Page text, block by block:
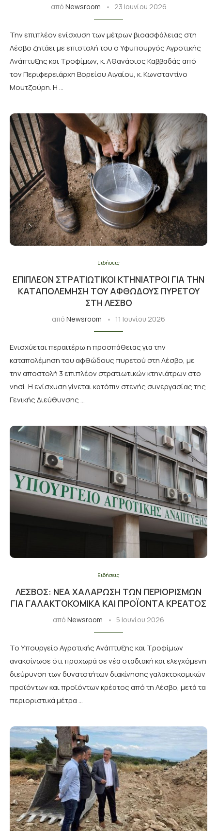
από Newsroom 23 Ιουνίου 2026
Την επιπλέον ενίσχυση των μέτρων βιοασφάλειας στη
Λέσβο ζητάει με επιστολή του ο Υφυπουργός Αγροτικής
Ανάπτυξης και Τροφίμων, κ. Αθανάσιος Καββαδάς από
τον Περιφερειάρχη Βορείου Αιγαίου, κ. Κωνσταντίνο
Μουτζούρη. Η …
Ειδήσεις
ΕΠΙΠΛΈΟΝ ΣΤΡΑΤΙΩΤΙΚΟΊ ΚΤΗΝΊΑΤΡΟΙ ΓΙΑ ΤΗΝ
ΚΑΤΑΠΟΛΈΜΗΣΗ ΤΟΥ ΑΦΘΏΔΟΥΣ ΠΥΡΕΤΟΎ
ΣΤΗ ΛΈΣΒΟ
από Newsroom 11 Ιουνίου 2026
Ενισχύεται περαιτέρω η προσπάθειας για την
καταπολέμηση του αφθώδους πυρετού στη Λέσβο, με
την αποστολή 3 επιπλέον στρατιωτικών κτηνιάτρων στο
νησί. Η ενίσχυση γίνεται κατόπιν στενής συνεργασίας της
Γενικής Διεύθυνσης …
Ειδήσεις
ΛΈΣΒΟΣ: ΝΈΑ ΧΑΛΆΡΩΣΗ ΤΩΝ ΠΕΡΙΟΡΙΣΜΏΝ
ΓΙΑ ΓΑΛΑΚΤΟΚΟΜΙΚΆ ΚΑΙ ΠΡΟΪΌΝΤΑ ΚΡΈΑΤΟΣ
από Newsroom 5 Ιουνίου 2026
Το Υπουργείο Αγροτικής Ανάπτυξης και Τροφίμων
ανακοίνωσε ότι προχωρά σε νέα σταδιακή και ελεγχόμενη
διεύρυνση των δυνατοτήτων διακίνησης γαλακτοκομικών
προϊόντων και προϊόντων κρέατος από τη Λέσβο, μετά τα
περιοριστικά μέτρα …